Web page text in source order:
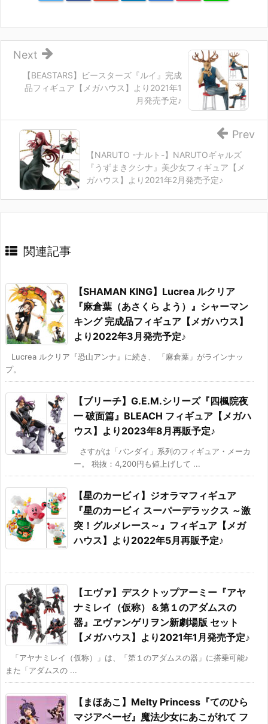
【BEASTARS】ビースターズ『ルイ』完成
品フィギュア【メガハウス】より2021年1
月発売予定♪
Next
【NARUTO -ナルト-】NARUTOギャルズ
『うずまきクシナ』美少女フィギュア【メ
ガハウス】より2021年2月発売予定♪
Prev
関連記事
【SHAMAN KING】Lucrea ルクリア
『麻倉葉（あさくら よう）』シャーマン
キング 完成品フィギュア【メガハウス】
より2022年3月発売予定♪
Lucrea ルクリア『恐山アンナ』に続き、 「麻倉葉」がラインナッ
プ。
【ブリーチ】G.E.M.シリーズ『四楓院夜
一 破面篇』BLEACH フィギュア【メガハ
ウス】より2023年8月再販予定♪
さすがは「バンダイ」系列のフィギュア・メーカ
ー。 税抜：4,200円も値上げして ...
【星のカービィ】ジオラマフィギュア
『星のカービィ スーパーデラックス ～激
突！グルメレース～』フィギュア【メガ
ハウス】より2022年5月再販予定♪
【エヴァ】デスクトップアーミー『アヤ
ナミレイ（仮称）＆第１のアダムスの
器』ヱヴァンゲリヲン新劇場版 セット
【メガハウス】より2021年1月発売予定♪
「アヤナミレイ（仮称）」は、「第１のアダムスの器」に搭乗可能♪
また「アダムスの ...
【まほあこ】Melty Princess『てのひら
マジアベーゼ』魔法少女にあこがれて フ